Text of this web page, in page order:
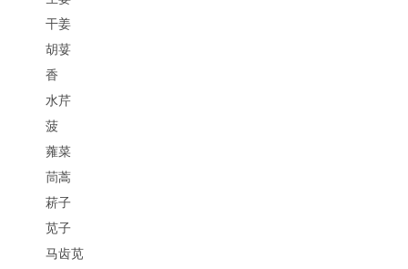
干姜
胡荽
香
水芹
菠
蕹菜
茼蒿
菥子
苋子
马齿苋